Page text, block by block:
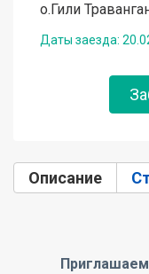
о.Гили
Даты заезда:
Описание